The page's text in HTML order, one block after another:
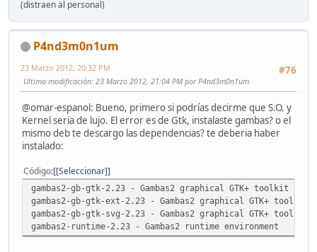
(distraen al personal)
P4nd3m0n1um
#76
23 Marzo 2012, 20:32 PM
Ultima modificación: 23 Marzo 2012, 21:04 PM por P4nd3m0n1um
@omar-espanol: Bueno, primero si podrías decirme que S.O. y
Kernel seria de lujo. El error es de Gtk, instalaste gambas? o el
mismo deb te descargo las dependencias? te deberia haber
instalado:
Código [Seleccionar]
gambas2-gb-gtk-2.23 - Gambas2 graphical GTK+ toolkit
gambas2-gb-gtk-ext-2.23 - Gambas2 graphical GTK+ toolkit
gambas2-gb-gtk-svg-2.23 - Gambas2 graphical GTK+ toolkit
gambas2-runtime-2.23 - Gambas2 runtime environment